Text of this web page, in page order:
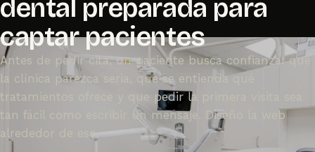
dental preparada para
captar pacientes
Antes de pedir cita, un paciente busca confianza: que
la clínica parezca seria, que se entienda qué
tratamientos ofrece y que pedir la primera visita sea
tan fácil como escribir un mensaje. Diseño la web
alrededor de eso.